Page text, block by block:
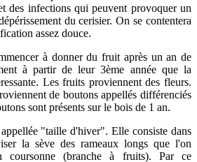
des infections qui peuvent provoquer un
du cerisier. On se contentera
assez douce.
à donner du fruit après un an de
à partir de leur 3ème année que la
Les fruits proviennent des fleurs.
de boutons appellés différenciés
sont présents sur le bois de 1 an.
"taille d'hiver". Elle consiste dans
la sève des rameaux longs que l'on
coursonne (branche à fruits). Par ce